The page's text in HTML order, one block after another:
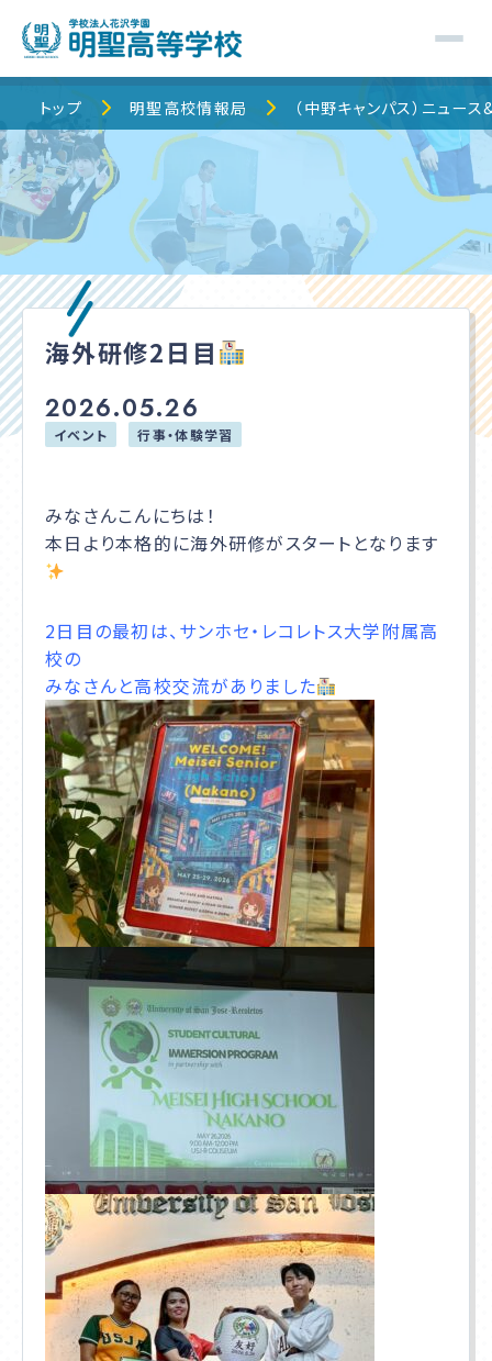
トップ
明聖高校について
明聖でのキャンパスライフ
校舎・コース紹介
明聖高校情報局
保護者の皆様へ
学校説明会
プライバシーポリシー
在校生・卒業生の方へ
通信高校生ブログ
アクセス
入学相談室
(平日9:00〜18:00土日祝休み)
千葉本校
043-225-5622
中野キャンパス
03-5340-7210
トップ 明聖高校情報局 （中野キャンパス）ニュー
海外研修2日目
2026.05.26
イベント 行事・体験学習
みなさんこんにちは！
本日より本格的に海外研修がスタートとなります
2日目の最初は、サンホセ・レコレトス大学附属高
校の
みなさんと高校交流がありました